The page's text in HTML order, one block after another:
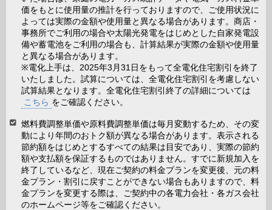
価をもとに使用量の推計を行っておりますので、ご使用状況に
よっては実際の金額や使用量と異なる場合があります。商店・
事務所でご利用の場合や太陽光発電をはじめとした自家発電設
備や蓄電池をご利用の場合も、計算結果が実際の金額や使用量
と異なる場合があります。
※電化上手は、2025年3月31日をもって全電化住宅割引を終了
いたしました。試算については、全電化住宅割引を考慮しない
試算結果となります。全電化住宅割引終了の詳細については
こちら をご確認ください。
燃料費調整単価や原料費調整単価は毎月変動するため、その変
動により年間のおトク額が異なる場合があります。表示される
節約額をはじめとするすべての結果は目安であり、実際の節約
額や支払額を保証するものではありません。すでに新規加入を
終了しているなど、現在ご契約の料金プランを変更後、元の料
金プラン・割引に戻すことができない場合もありますので、料
金プランを変更する際は、ご契約中の各電力会社・各ガス会社
のホームページ等をご確認ください。